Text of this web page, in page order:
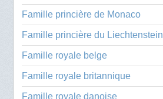
Famille princière de Monaco
Famille princière du Liechtenstein
Famille royale belge
Famille royale britannique
Famille royale danoise